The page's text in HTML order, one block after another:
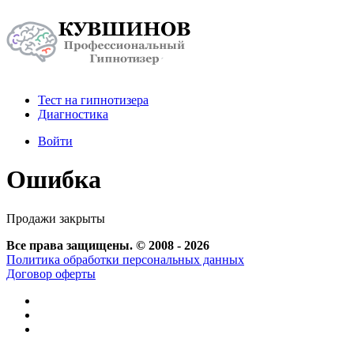
Тест на гипнотизера
Диагностика
Войти
Ошибка
Продажи закрыты
Все права защищены. © 2008 - 2026
Политика обработки персональных данных
Договор оферты